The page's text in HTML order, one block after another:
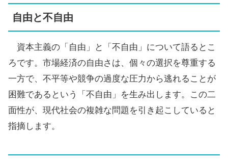
自由と不自由
資本主義の「自由」と「不自由」について語るとこ
ろです。市場経済の自由さは、個々の選択を尊重する
一方で、不平等や競争の過度な圧力から逃れることが
困難であるという「不自由」を生み出します。この二
面性が、現代社会の複雑な問題を引き起こしていると
指摘します。